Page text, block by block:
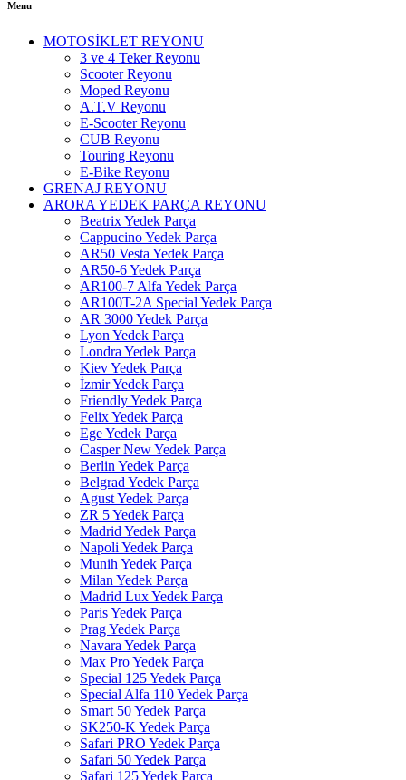
Menu
MOTOSİKLET REYONU
3 ve 4 Teker Reyonu
Scooter Reyonu
Moped Reyonu
A.T.V Reyonu
E-Scooter Reyonu
CUB Reyonu
Touring Reyonu
E-Bike Reyonu
GRENAJ REYONU
ARORA YEDEK PARÇA REYONU
Beatrix Yedek Parça
Cappucino Yedek Parça
AR50 Vesta Yedek Parça
AR50-6 Yedek Parça
AR100-7 Alfa Yedek Parça
AR100T-2A Special Yedek Parça
AR 3000 Yedek Parça
Lyon Yedek Parça
Londra Yedek Parça
Kiev Yedek Parça
İzmir Yedek Parça
Friendly Yedek Parça
Felix Yedek Parça
Ege Yedek Parça
Casper New Yedek Parça
Berlin Yedek Parça
Belgrad Yedek Parça
Agust Yedek Parça
ZR 5 Yedek Parça
Madrid Yedek Parça
Napoli Yedek Parça
Munih Yedek Parça
Milan Yedek Parça
Madrid Lux Yedek Parça
Paris Yedek Parça
Prag Yedek Parça
Navara Yedek Parça
Max Pro Yedek Parça
Special 125 Yedek Parça
Special Alfa 110 Yedek Parça
Smart 50 Yedek Parça
SK250-K Yedek Parça
Safari PRO Yedek Parça
Safari 50 Yedek Parça
Safari 125 Yedek Parça